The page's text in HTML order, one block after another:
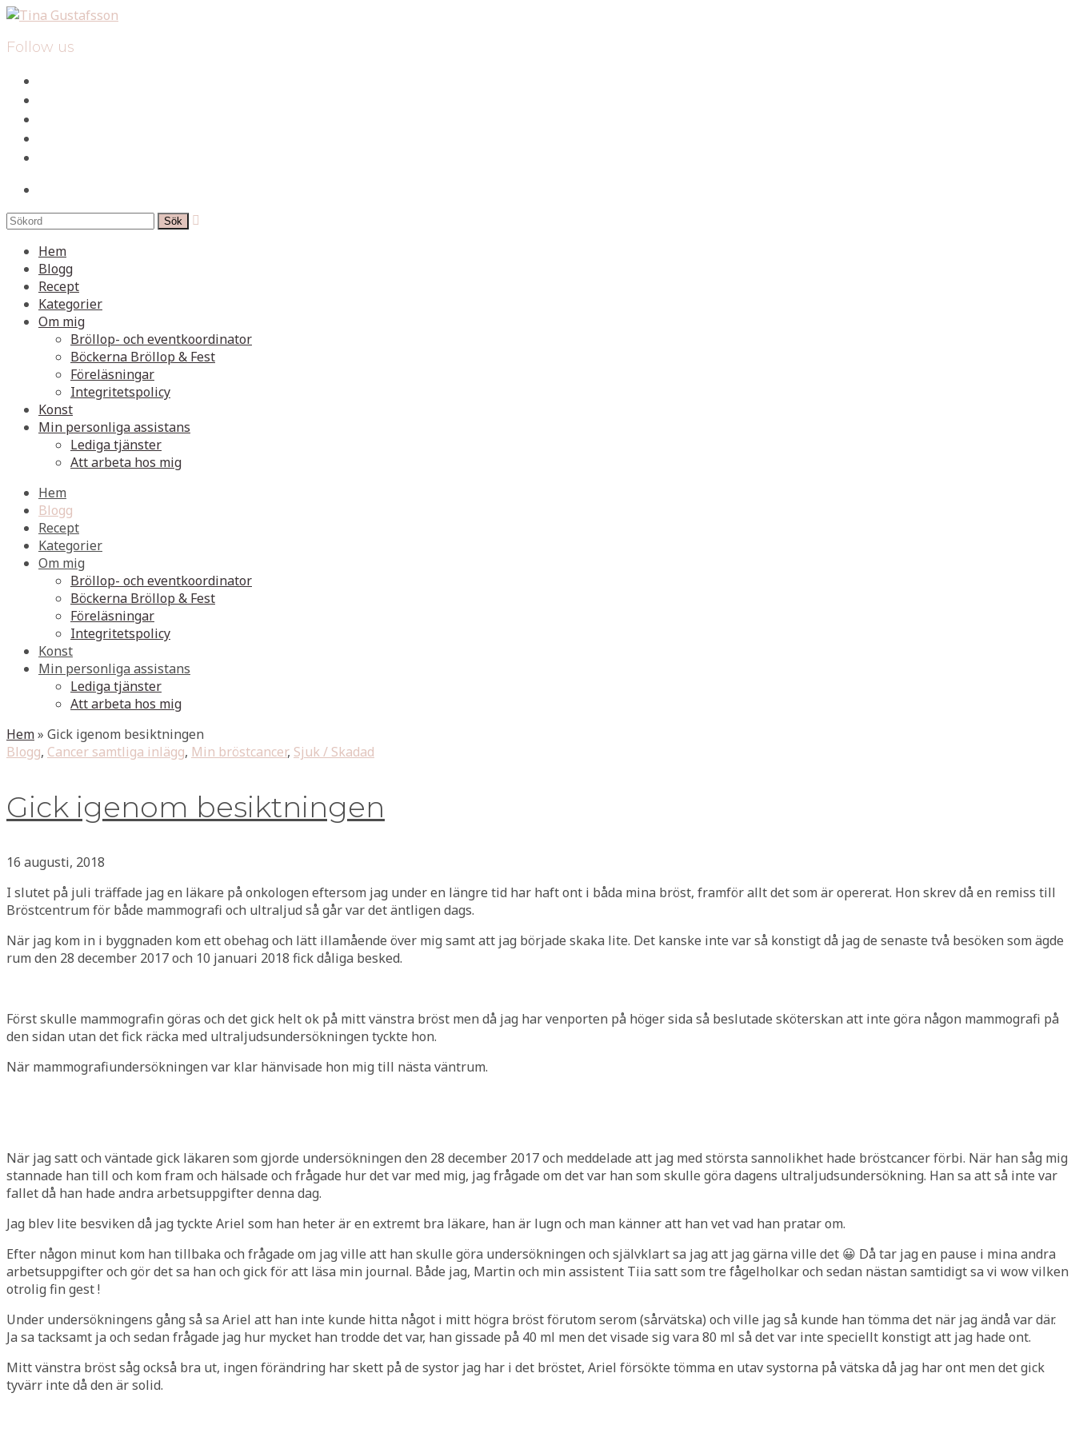
Follow us

Hem
Blogg
Recept
Kategorier
Om mig
Bröllop- och eventkoordinator
Böckerna Bröllop & Fest
Föreläsningar
Integritetspolicy
Konst
Min personliga assistans
Lediga tjänster
Att arbeta hos mig
Hem
Blogg
Recept
Kategorier
Om mig
Bröllop- och eventkoordinator
Böckerna Bröllop & Fest
Föreläsningar
Integritetspolicy
Konst
Min personliga assistans
Lediga tjänster
Att arbeta hos mig
Hem» Gick igenom besiktningen
Blogg, Cancer samtliga inlägg, Min bröstcancer, Sjuk / Skadad
Gick igenom besiktningen
16 augusti, 2018
I slutet på juli träffade jag en läkare på onkologen eftersom jag under en längre tid har haft ont i båda mina bröst, framför allt det som är opererat. Hon skrev då en remiss till
Bröstcentrum för både mammografi och ultraljud så går var det äntligen dags.
När jag kom in i byggnaden kom ett obehag och lätt illamående över mig samt att jag började skaka lite. Det kanske inte var så konstigt då jag de senaste två besöken som ägde
rum den 28 december 2017 och 10 januari 2018 fick dåliga besked.
Först skulle mammografin göras och det gick helt ok på mitt vänstra bröst men då jag har venporten på höger sida så beslutade sköterskan att inte göra någon mammografi på
den sidan utan det fick räcka med ultraljudsundersökningen tyckte hon.
När mammografiundersökningen var klar hänvisade hon mig till nästa väntrum.
När jag satt och väntade gick läkaren som gjorde undersökningen den 28 december 2017 och meddelade att jag med största sannolikhet hade bröstcancer förbi. När han såg mig
stannade han till och kom fram och hälsade och frågade hur det var med mig, jag frågade om det var han som skulle göra dagens ultraljudsundersökning. Han sa att så inte var
fallet då han hade andra arbetsuppgifter denna dag.
Jag blev lite besviken då jag tyckte Ariel som han heter är en extremt bra läkare, han är lugn och man känner att han vet vad han pratar om.
Efter någon minut kom han tillbaka och frågade om jag ville att han skulle göra undersökningen och självklart sa jag att jag gärna ville det 😀 Då tar jag en pause i mina andra
arbetsuppgifter och gör det sa han och gick för att läsa min journal. Både jag, Martin och min assistent Tiia satt som tre fågelholkar och sedan nästan samtidigt sa vi wow vilken
otrolig fin gest !
Under undersökningens gång så sa Ariel att han inte kunde hitta något i mitt högra bröst förutom serom (sårvätska) och ville jag så kunde han tömma det när jag ändå var där.
Ja sa tacksamt ja och sedan frågade jag hur mycket han trodde det var, han gissade på 40 ml men det visade sig vara 80 ml så det var inte speciellt konstigt att jag hade ont.
Mitt vänstra bröst såg också bra ut, ingen förändring har skett på de systor jag har i det bröstet, Ariel försökte tömma en utav systorna på vätska då jag har ont men det gick
tyvärr inte då den är solid.